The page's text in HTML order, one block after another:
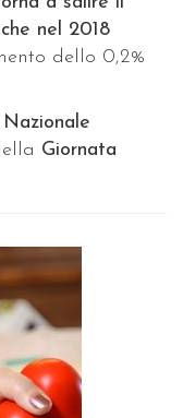
che nel 2018
dello 0,2%
Giornata